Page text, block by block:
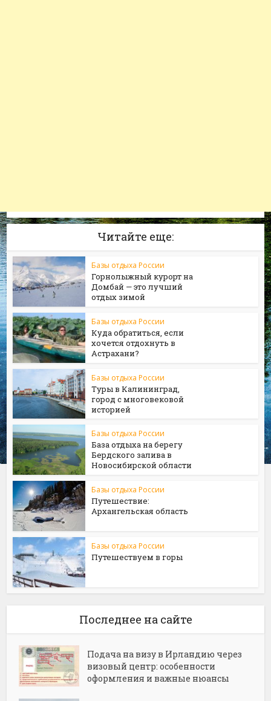
Читайте еще:
Базы отдыха России
Горнолыжный курорт на
Домбай — это лучший
отдых зимой
Базы отдыха России
Куда обратиться, если
хочется отдохнуть в
Астрахани?
Базы отдыха России
Туры в Калининград,
город с многовековой
историей
Базы отдыха России
База отдыха на берегу
Бердского залива в
Новосибирской области
Базы отдыха России
Путешествие:
Архангельская область
Базы отдыха России
Путешествуем в горы
Последнее на сайте
Подача на визу в Ирландию через
визовый центр: особенности
оформления и важные нюансы